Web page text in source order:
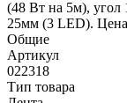
(48 Вт на 5м), угол
25мм (3 LED).
Общие
Артикул
022318
Тип товара